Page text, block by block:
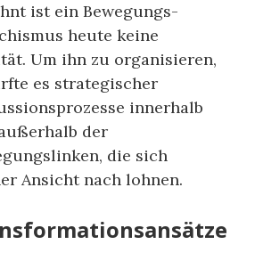
ist ein Bewegungs-
heute keine
Um ihn zu organisieren,
es strategischer
innerhalb
der
die sich
Ansicht nach lohnen.